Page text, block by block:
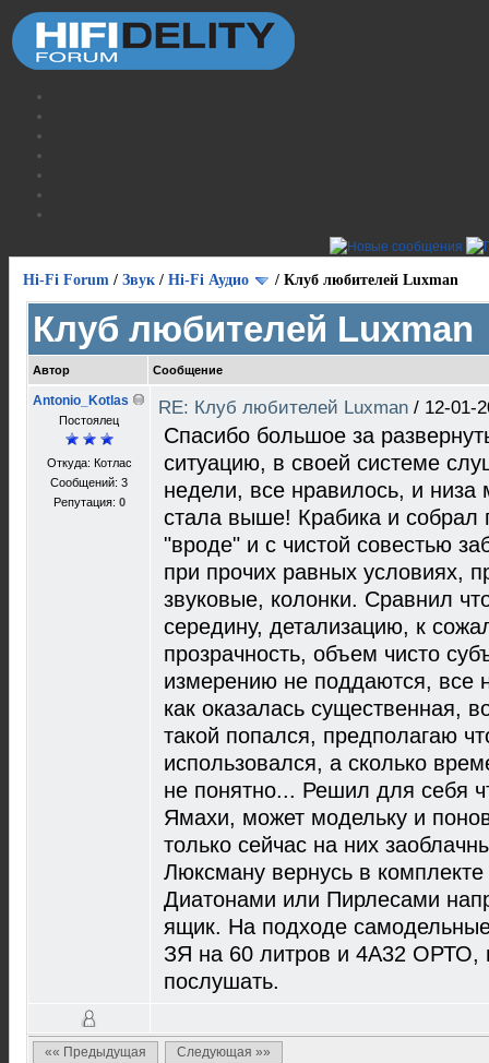
Hi-Fi Forum / Звук / Hi-Fi Аудио / Клуб любителей Luxman
Клуб любителей Luxman
Автор Сообщение
Antonio_Kotlas
Постоялец
Откуда: Котлас
Сообщений: 3
Репутация: 0
RE: Клуб любителей Luxman / 12-01-
Спасибо большое за
ситуацию, в своей системе
недели, все нравилось, и низа
стала выше! Крабика и собрал
"вроде" и с чистой совестью
при прочих равных условиях,
звуковые, колонки. Сравнил
середину, детализацию, к
прозрачность, объем чисто
измерению не поддаются, все
как оказалась существенная,
такой попался, предполагаю
использовался, а сколько
не понятно... Решил для себя
Ямахи, может модельку и
только сейчас на них
Люксману вернусь в
Диатонами или Пирлесами
ящик. На подходе
ЗЯ на 60 литров и 4А32 ОРТО,
послушать.
«« Предыдущая Следующая »»